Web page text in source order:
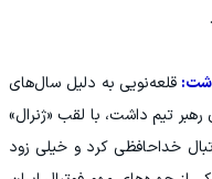
قلعه‌نویی به دلیل سال‌های
تیم داشت، با لقب «ژنرال»
۹۰ میلادی از فوتبال خداحافظی کرد و خیلی زود